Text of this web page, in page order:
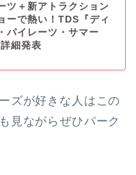
ツ＋新アトラクション
ーで熱い！TDS『ディ
パイレーツ・サマー
細発表
ズが好きな人はこの
見ながらぜひパーク